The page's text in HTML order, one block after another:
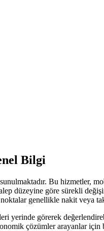
Bilgi
Bu hizmetler,
düzeyine göre sürekli
genellikle nakit veya
yerinde görerek
çözümler arayanlar